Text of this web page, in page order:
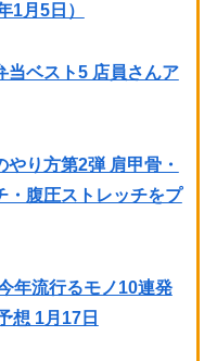
1月5日）
当ベスト5 店員さんア
やり方第2弾 肩甲骨・
・腹圧ストレッチをプ
年流行るモノ10連発
想 1月17日